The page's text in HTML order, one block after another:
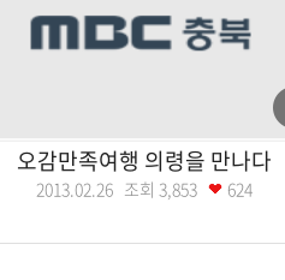
오감만족여행 의령을 만나다
2013.02.26 조회 3,853 624